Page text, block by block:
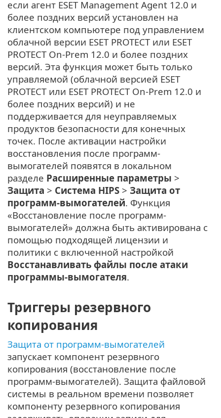
если агент ESET Management Agent 12.0 и
более поздних версий установлен на
клиентском компьютере под управлением
облачной версии ESET PROTECT или ESET
PROTECT On-Prem 12.0 и более поздних
версий. Эта функция может быть только
управляемой (облачной версией ESET
PROTECT или ESET PROTECT On-Prem 12.0 и
более поздних версий) и не
поддерживается для неуправляемых
продуктов безопасности для конечных
точек. После активации настройки
восстановления после программ-
вымогателей появятся в локальном
разделе Расширенные параметры >
Защита > Система HIPS > Защита от
программ-вымогателей. Функция
«Восстановление после программ-
вымогателей» должна быть активирована с
помощью подходящей лицензии и
политики с включенной настройкой
Восстанавливать файлы после атаки
программы-вымогателя.
Триггеры резервного
копирования
Защита от программ-вымогателей
запускает компонент резервного
копирования (восстановление после
программ-вымогателей). Защита файловой
системы в реальном времени позволяет
компоненту резервного копирования